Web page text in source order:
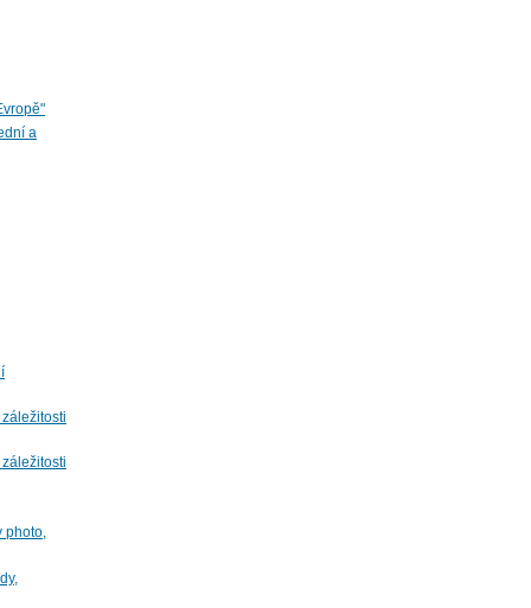
a
photo,